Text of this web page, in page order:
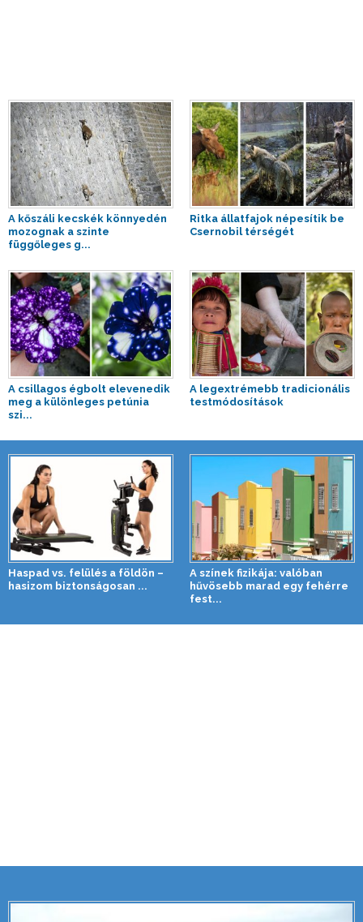
A kőszáli kecskék könnyedén
mozognak a szinte
függőleges g...
Ritka állatfajok népesítik be
Csernobil térségét
A csillagos égbolt elevenedik
meg a különleges petúnia
szi...
A legextrémebb tradicionális
testmódosítások
Haspad vs. felülés a földön –
hasizom biztonságosan ...
A színek fizikája: valóban
hűvösebb marad egy fehérre
fest...